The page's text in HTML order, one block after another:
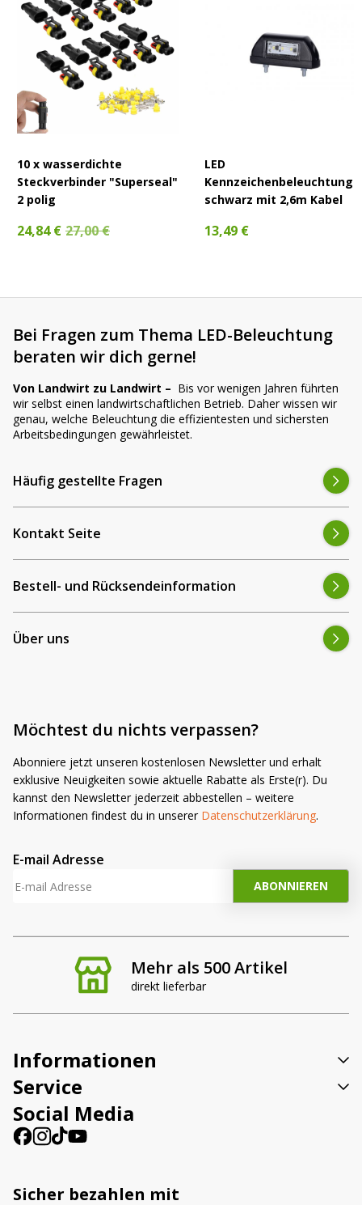
10 x wasserdichte
Steckverbinder "Superseal"
2 polig
24,84 € 27,00 €
LED
Kennzeichenbeleuchtung
schwarz mit 2,6m Kabel
13,49 €
Mehr als 500 Artikel
direkt lieferbar
Bei Fragen zum Thema LED-Beleuchtung
beraten wir dich gerne!
Von Landwirt zu Landwirt – Bis vor wenigen Jahren führten
wir selbst einen landwirtschaftlichen Betrieb. Daher wissen wir
genau, welche Beleuchtung die effizientesten und sichersten
Arbeitsbedingungen gewährleistet.
Häufig gestellte Fragen
Kontakt Seite
Bestell- und Rücksendeinformation
Über uns
Möchtest du nichts verpassen?
Abonniere jetzt unseren kostenlosen Newsletter und erhalt
exklusive Neuigkeiten sowie aktuelle Rabatte als Erste(r). Du
kannst den Newsletter jederzeit abbestellen – weitere
Informationen findest du in unserer Datenschutzerklärung.
E-mail Adresse
Informationen
Service
Social Media
Sicher bezahlen mit